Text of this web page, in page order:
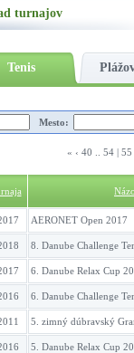
turnajov
Tenis
Mesto:
« ‹ 40 54 | 55
AERONET Open 2017
8. Danube Challenge
6. Danube Relax Cup
6. Danube Challenge
5. zimný dúbravský
5. Danube Relax Cup